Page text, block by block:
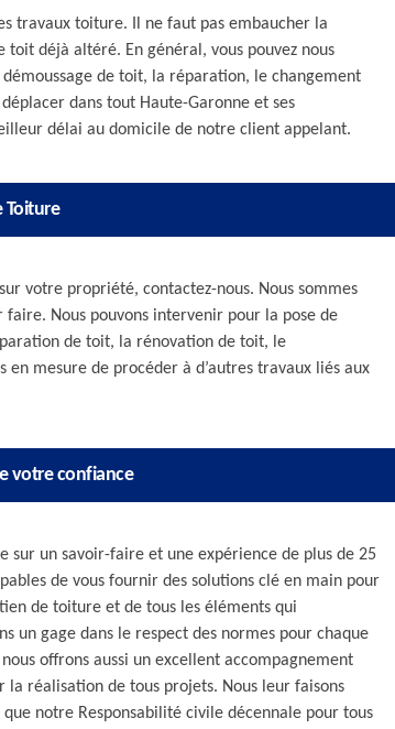
travaux toiture. Il ne faut pas embaucher la
déjà altéré. En général, vous pouvez nous
de toit, la réparation, le changement
dans tout Haute-Garonne et ses
délai au domicile de notre client appelant.
Toiture
votre propriété, contactez-nous. Nous sommes
Nous pouvons intervenir pour la pose de
de toit, la rénovation de toit, le
mesure de procéder à d’autres travaux liés aux
votre confiance
sur un savoir-faire et une expérience de plus de 25
de vous fournir des solutions clé en main pour
de toiture et de tous les éléments qui
un gage dans le respect des normes pour chaque
offrons aussi un excellent accompagnement
la réalisation de tous projets. Nous leur faisons
notre Responsabilité civile décennale pour tous